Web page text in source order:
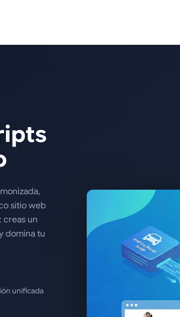
sitio web
creas un
domina tu
unificada